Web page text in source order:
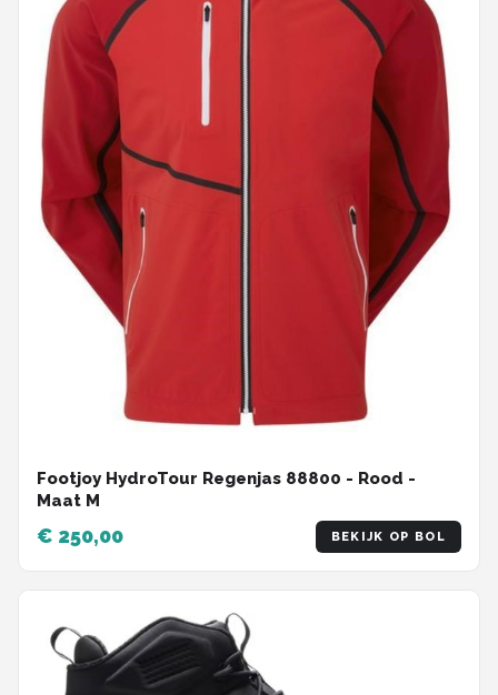
Footjoy HydroTour Regenjas 88800 - Rood -
Maat M
€ 250,00 BEKIJK OP BOL